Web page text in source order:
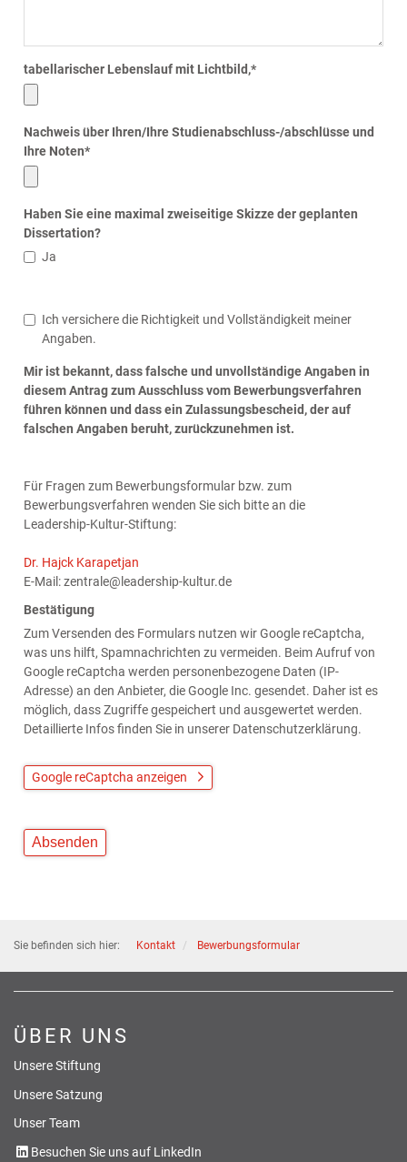
tabellarischer Lebenslauf mit Lichtbild,*
Nachweis über Ihren/Ihre Studienabschluss-/abschlüsse und
Ihre Noten*
Haben Sie eine maximal zweiseitige Skizze der geplanten
Dissertation?
Ja
Ich versichere die Richtigkeit und Vollständigkeit meiner
Angaben.
Mir ist bekannt, dass falsche und unvollständige Angaben in
diesem Antrag zum Ausschluss vom Bewerbungsverfahren
führen können und dass ein Zulassungsbescheid, der auf
falschen Angaben beruht, zurückzunehmen ist.
Für Fragen zum Bewerbungsformular bzw. zum
Bewerbungsverfahren wenden Sie sich bitte an die
Leadership-Kultur-Stiftung:
Dr. Hajck Karapetjan
E-Mail: zentrale@leadership-kultur.de
Bestätigung
Zum Versenden des Formulars nutzen wir Google reCaptcha,
was uns hilft, Spamnachrichten zu vermeiden. Beim Aufruf von
Google reCaptcha werden personenbezogene Daten (IP-
Adresse) an den Anbieter, die Google Inc. gesendet. Daher ist es
möglich, dass Zugriffe gespeichert und ausgewertet werden.
Detaillierte Infos finden Sie in unserer Datenschutzerklärung.
Google reCaptcha anzeigen
Sie befinden sich hier: Kontakt Bewerbungsformular
ÜBER UNS
Unsere Stiftung
Unsere Satzung
Unser Team
Besuchen Sie uns auf LinkedIn